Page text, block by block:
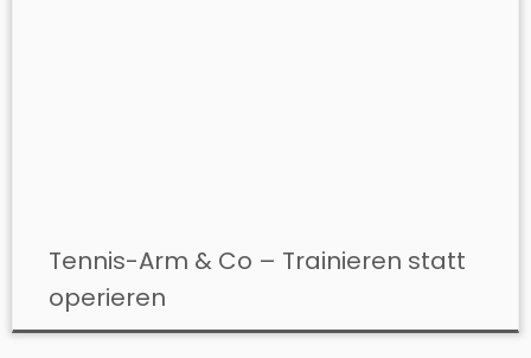
Tennis-Arm & Co – Trainieren statt
operieren